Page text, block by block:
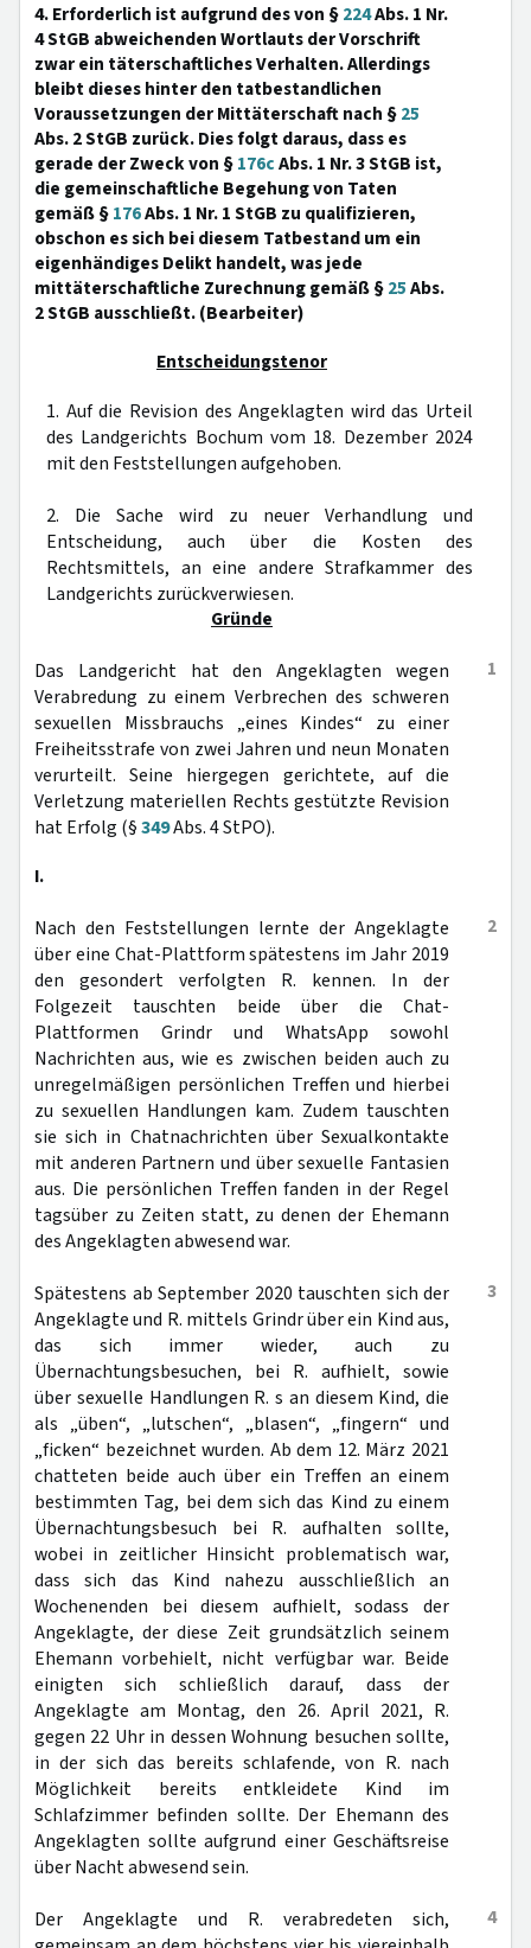
4. Erforderlich ist aufgrund des von §224Abs. 1 Nr.
4 StGB abweichenden Wortlauts der Vorschrift
zwar ein täterschaftliches Verhalten. Allerdings
bleibt dieses hinter den tatbestandlichen
Voraussetzungen der Mittäterschaft nach §25
Abs. 2 StGB zurück. Dies folgt daraus, dass es
gerade der Zweck von §176cAbs. 1 Nr. 3 StGB ist,
die gemeinschaftliche Begehung von Taten
gemäß §176Abs. 1 Nr. 1 StGB zu qualifizieren,
obschon es sich bei diesem Tatbestand um ein
eigenhändiges Delikt handelt, was jede
mittäterschaftliche Zurechnung gemäß §25Abs.
2 StGB ausschließt. (Bearbeiter)
Entscheidungstenor
1. Auf die Revision des Angeklagten wird das Urteil
des Landgerichts Bochum vom 18. Dezember 2024
mit den Feststellungen aufgehoben.
2. Die Sache wird zu neuer Verhandlung und
Entscheidung, auch über die Kosten des
Rechtsmittels, an eine andere Strafkammer des
Landgerichts zurückverwiesen.
Gründe
1
Das Landgericht hat den Angeklagten wegen
Verabredung zu einem Verbrechen des schweren
sexuellen Missbrauchs „eines Kindes“ zu einer
Freiheitsstrafe von zwei Jahren und neun Monaten
verurteilt. Seine hiergegen gerichtete, auf die
Verletzung materiellen Rechts gestützte Revision
hat Erfolg (§349Abs. 4 StPO).
I.
2
Nach den Feststellungen lernte der Angeklagte
über eine Chat-Plattform spätestens im Jahr 2019
den gesondert verfolgten R. kennen. In der
Folgezeit tauschten beide über die Chat-
Plattformen Grindr und WhatsApp sowohl
Nachrichten aus, wie es zwischen beiden auch zu
unregelmäßigen persönlichen Treffen und hierbei
zu sexuellen Handlungen kam. Zudem tauschten
sie sich in Chatnachrichten über Sexualkontakte
mit anderen Partnern und über sexuelle Fantasien
aus. Die persönlichen Treffen fanden in der Regel
tagsüber zu Zeiten statt, zu denen der Ehemann
des Angeklagten abwesend war.
3
Spätestens ab September 2020 tauschten sich der
Angeklagte und R. mittels Grindr über ein Kind aus,
das sich immer wieder, auch zu
Übernachtungsbesuchen, bei R. aufhielt, sowie
über sexuelle Handlungen R. s an diesem Kind, die
als „üben“, „lutschen“, „blasen“, „fingern“ und
„ficken“ bezeichnet wurden. Ab dem 12. März 2021
chatteten beide auch über ein Treffen an einem
bestimmten Tag, bei dem sich das Kind zu einem
Übernachtungsbesuch bei R. aufhalten sollte,
wobei in zeitlicher Hinsicht problematisch war,
dass sich das Kind nahezu ausschließlich an
Wochenenden bei diesem aufhielt, sodass der
Angeklagte, der diese Zeit grundsätzlich seinem
Ehemann vorbehielt, nicht verfügbar war. Beide
einigten sich schließlich darauf, dass der
Angeklagte am Montag, den 26. April 2021, R.
gegen 22 Uhr in dessen Wohnung besuchen sollte,
in der sich das bereits schlafende, von R. nach
Möglichkeit bereits entkleidete Kind im
Schlafzimmer befinden sollte. Der Ehemann des
Angeklagten sollte aufgrund einer Geschäftsreise
über Nacht abwesend sein.
4
Der Angeklagte und R. verabredeten sich,